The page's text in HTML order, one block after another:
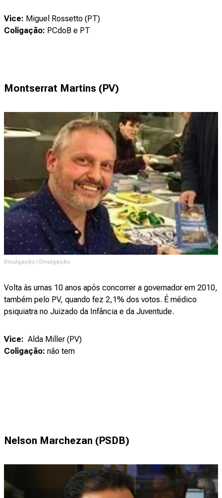
Vice: Miguel Rossetto (PT)
Coligação: PCdoB e PT
Montserrat Martins (PV)
Divulgação / Divulgação
Volta às urnas 10 anos após concorrer a governador em 2010,
também pelo PV, quando fez 2,1% dos votos. É médico
psiquiatra no Juizado da Infância e da Juventude.
Vice: Alda Miller (PV)
Coligação: não tem
Nelson Marchezan (PSDB)